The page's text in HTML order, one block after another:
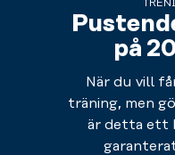
på
När du vill
träning, men
är detta ett